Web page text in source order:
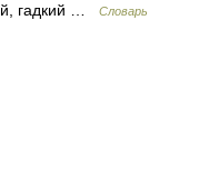
гадкий …
Словарь